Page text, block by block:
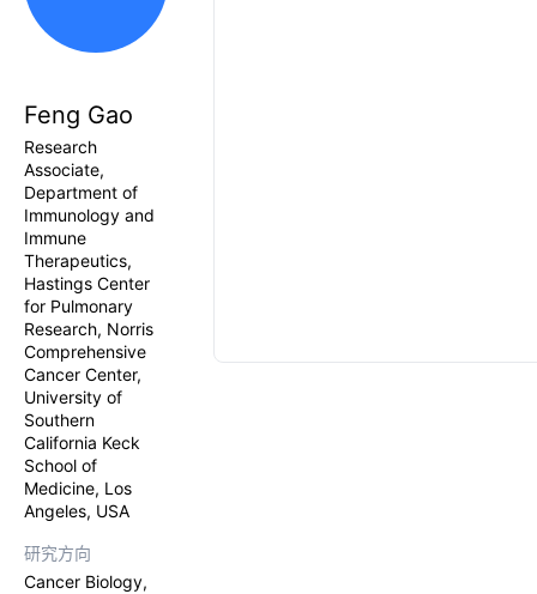
Feng Gao
Research
Associate,
Department of
Immunology and
Immune
Therapeutics,
Hastings Center
for Pulmonary
Research, Norris
Comprehensive
Cancer Center,
University of
Southern
California Keck
School of
Medicine, Los
Angeles, USA
研究方向
Cancer Biology,